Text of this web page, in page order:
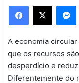
A economia
que os recursos
desperdício e
Diferentemente do